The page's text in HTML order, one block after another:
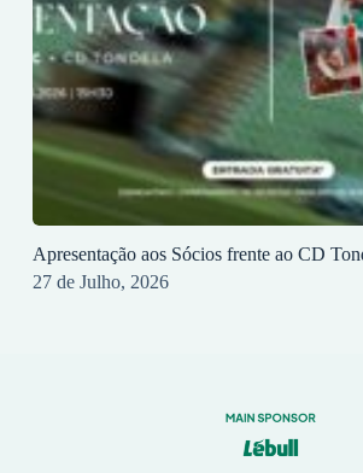
Apresentação aos Sócios frente ao CD
27 de Julho, 2026